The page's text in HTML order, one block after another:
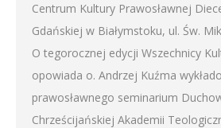
Centrum Kultury Prawosławnej
Gdańskiej w Białymstoku, ul. Św.
O tegorocznej edycji Wszechnicy
opowiada o. Andrzej Kuźma
prawosławnego seminarium
Chrześcijańskiej Akademii